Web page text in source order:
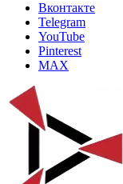
Вконтакте
Telegram
YouTube
Pinterest
MAX